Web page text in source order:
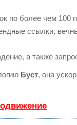
по более чем 100
ссылки,
а также
Буст, она